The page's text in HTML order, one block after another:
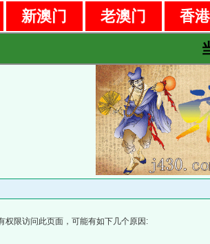
新澳门 老澳门
香
权限访问此页面，可能有如下几个原因: